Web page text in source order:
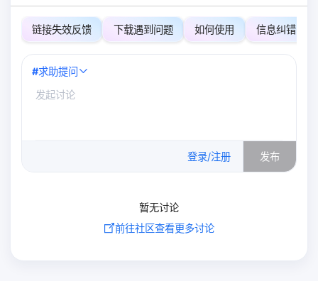
链接失效反馈 下载遇到问题 如何使用 信息纠错
#求助提问
登录/注册 发布
暂无讨论
前往社区查看更多讨论